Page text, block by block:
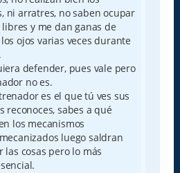
ni arratres, no saben ocupar
libres y me dan ganas de
ojos varias veces durante
defender, pues vale pero
no es.
es el que tú ves sus
reconoces, sabes a qué
los mecanismos
luego saldran
las cosas pero lo más